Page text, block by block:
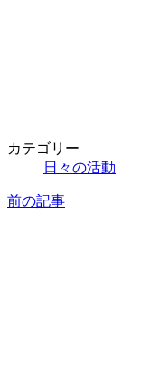
カテゴリー
日々の活動
前の記事